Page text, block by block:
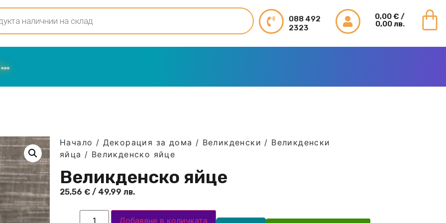
088 492
2323
0,00€ /
0,00 лв.
Начало / Декорация за дома / Великденски / Великденски
яйца / Великденско яйце
Великденско яйце
25,56 € / 49,99 лв.
Добавяне в количката